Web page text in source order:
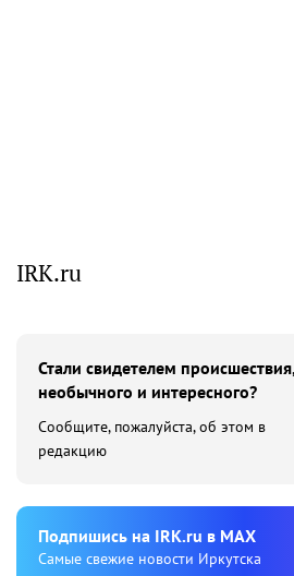
IRK.ru
Стали свидетелем
необычного и интересного?
Сообщите, пожалуйста, об этом в
редакцию
Подпишиcь на IRK.ru в MAX
Cамые свежие новости Иркутска